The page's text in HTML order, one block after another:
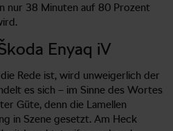
nur 38 Minuten auf 80 Prozent
Enyaq iV
Rede ist, wird unweigerlich der
es sich – im Sinne des Wortes
Güte, denn die Lamellen
in Szene gesetzt. Am Heck